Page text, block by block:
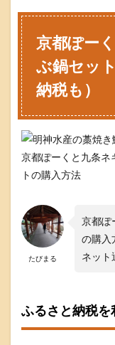
京都ぽー
ぶ鍋セッ
納税も）
京都ぽーくと九条ネ
トの購入方法
たびまる
京都ぽ
の購入
ネット
ふるさと納税を